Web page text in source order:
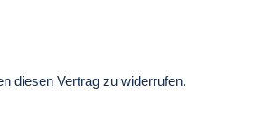
diesen Vertrag zu widerrufen.